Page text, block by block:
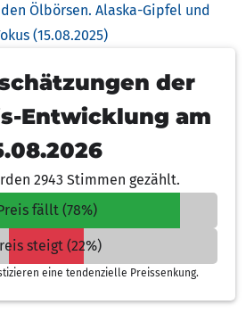
Ölbörsen. Alaska-Gipfel und
(15.08.2025)
der
Entwicklung am
2943 Stimmen gezählt.
fällt (78%)
steigt (22%)
eine tendenzielle Preissenkung.